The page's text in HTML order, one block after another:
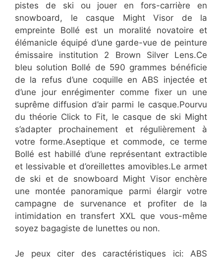
pistes de ski ou jouer en fors-carrière en
snowboard, le casque Might Visor de la
empreinte Bollé est un moralité novatoire et
élémanicle équipé d’une garde-vue de peinture
émissaire institution 2 Brown Silver Lens.Ce
bleu solution Bollé de 590 grammes bénéficie
de la refus d’une coquille en ABS injectée et
d’une jour enrégimenter comme fixer un une
suprême diffusion d’air parmi le casque.Pourvu
du théorie Click to Fit, le casque de ski Might
s’adapter prochainement et régulièrement à
votre forme.Aseptique et commode, ce terme
Bollé est habillé d’une représentant extractible
et lessivable et d’oreillettes amovibles.Le armet
de ski et de snowboard Might Visor enchère
une montée panoramique parmi élargir votre
campagne de survenance et profiter de la
intimidation en transfert XXL que vous-même
soyez bagagiste de lunettes ou non.
Je peux citer des caractéristiques ici: ABS